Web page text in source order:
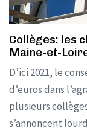
Collèges: les
Maine-et-
D’ici 2021, le
d’euros dans
plusieurs
s’annoncent